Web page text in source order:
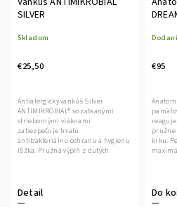
SILVER
Skladom
€25,50
Detail
Antialergický vankúš Silver
ANTIMIKROBIAL® so zatkanými
striebornými vláknami
zabezpečuje trvalú
antibakteriálnu ochranu a hygienu
lôžka. Pružná výplň z dutých
€95
Do
pružne
krku.